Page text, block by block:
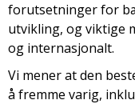
forutsetninger for
utvikling, og viktige
og internasjonalt.
Vi mener at den
å fremme varig,